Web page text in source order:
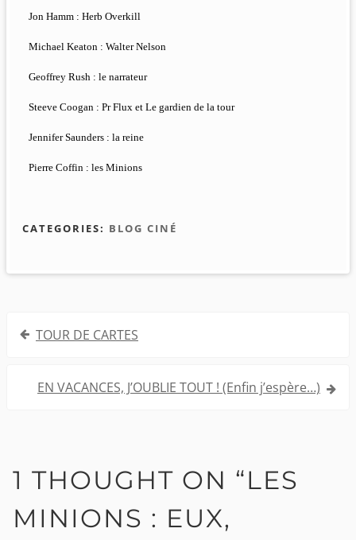
Jon Hamm : Herb Overkill
Michael Keaton : Walter Nelson
Geoffrey Rush : le narrateur
Steeve Coogan : Pr Flux et Le gardien de la tour
Jennifer Saunders : la reine
Pierre Coffin : les Minions
CATEGORIES: BLOG CINÉ
Navigation
l’article
TOUR DE CARTES
EN VACANCES, J’OUBLIE TOUT ! (Enfin j’espère…)
1 THOUGHT ON “LES
MINIONS : EUX,